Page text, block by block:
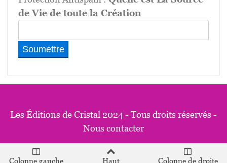
de Vie de toute la Création
Les Éditions de Cristal 2024 - Tous droits réservés -
Nous contacter
Colonne gauche Haut Colonne de droite